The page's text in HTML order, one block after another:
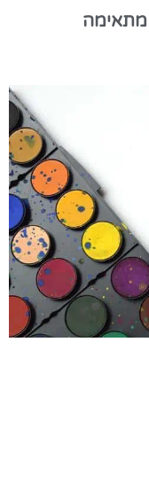
מתאימה